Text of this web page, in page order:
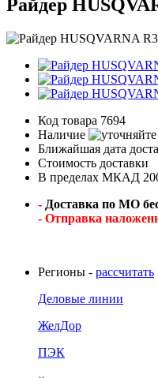
Райдер
Код товара 7694
Наличие
Ближайшая дата
Стоимость доставки
В пределах МКАД
- Доставка по МО
- Отправка
Регионы - рассчитать
Деловые линии
ЖелДор
ПЭК